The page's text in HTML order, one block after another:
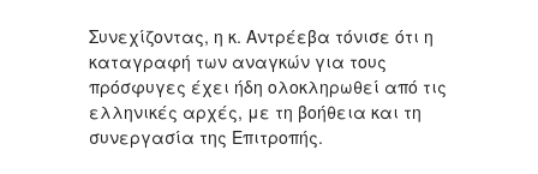
Συνεχίζοντας, η κ. Αντρέεβα τόνισε ότι η
καταγραφή των αναγκών για τους
πρόσφυγες έχει ήδη ολοκληρωθεί από τις
ελληνικές αρχές, με τη βοήθεια και τη
συνεργασία της Επιτροπής.